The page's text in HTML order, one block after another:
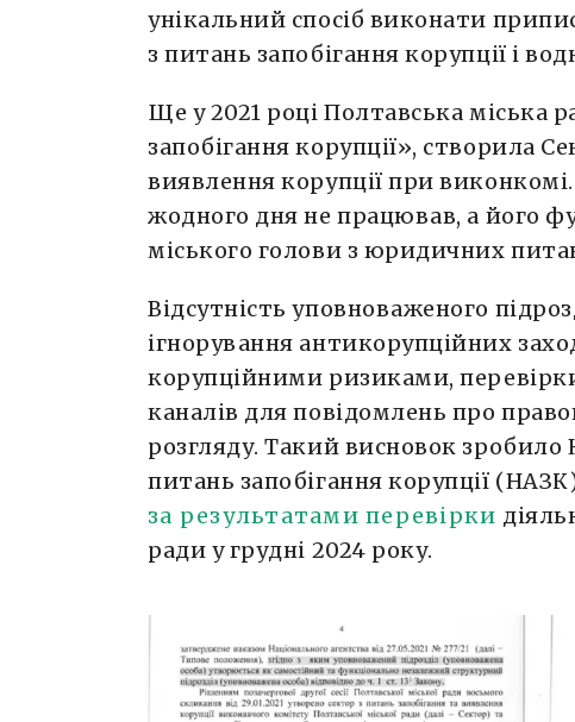
унікальний спосіб виконати
з питань запобігання корупції і
Ще у 2021 році Полтавська міська
запобігання корупції», створила
виявлення корупції при виконкомі.
жодного дня не працював, а його
міського голови з юридичних
Відсутність уповноваженого
ігнорування антикорупційних
корупційними ризиками,
каналів для повідомлень про
розгляду. Такий висновок зробило
питань запобігання корупції
за результатами перевірки
ради у грудні 2024 року.